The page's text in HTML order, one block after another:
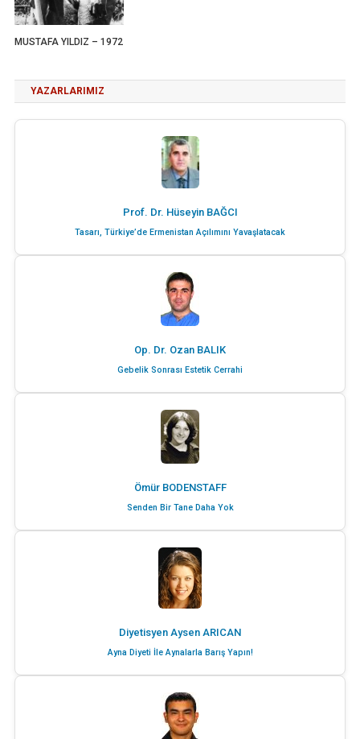
MUSTAFA YILDIZ – 1972
YAZARLARIMIZ
Prof. Dr. Hüseyin BAĞCI
Tasarı, Türkiye’de Ermenistan Açılımını Yavaşlatacak
Op. Dr. Ozan BALIK
Gebelik Sonrası Estetik Cerrahi
Ömür BODENSTAFF
Senden Bir Tane Daha Yok
Diyetisyen Aysen ARICAN
Ayna Diyeti İle Aynalarla Barış Yapın!